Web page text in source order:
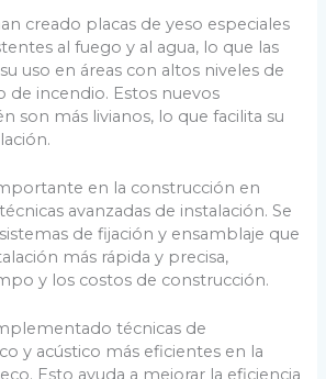
creado placas de yeso especiales
al fuego y al agua, lo que las
uso en áreas con altos niveles de
de incendio. Estos nuevos
son más livianos, lo que facilita su
en la construcción en
avanzadas de instalación. Se
de fijación y ensamblaje que
más rápida y precisa,
y los costos de construcción.
técnicas de
y acústico más eficientes en la
Esto ayuda a mejorar la eficiencia